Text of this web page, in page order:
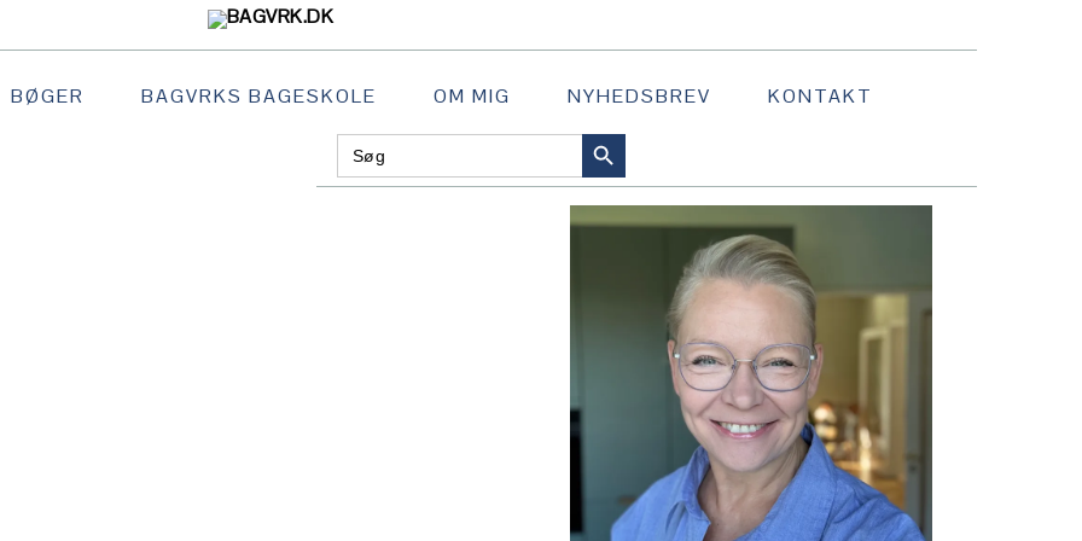
BØGER BAGVRKS BAGESKOLE OM MIG NYHEDSBREV KONTAKT
Search
for:
SEARCH BUTTON
PRIMÆR
SIDEBAR